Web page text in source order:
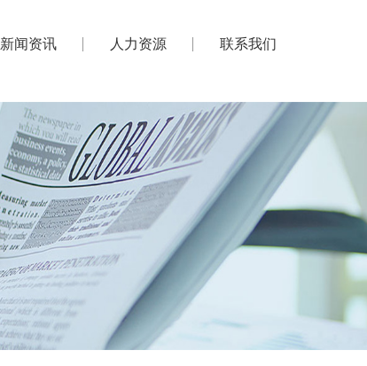
新闻资讯 人力资源 联系我们